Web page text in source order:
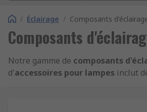
/ Éclairage / Composants
Composants
Notre gamme de composants
d'accessoires pour lampes inclut